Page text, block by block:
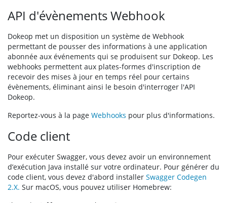
API d'évènements Webhook
Dokeop met un disposition un système de Webhook
permettant de pousser des informations à une application
abonnée aux événements qui se produisent sur Dokeop. Les
webhooks permettent aux plates-formes d'inscription de
recevoir des mises à jour en temps réel pour certains
évènements, éliminant ainsi le besoin d'interroger l'API
Dokeop.
Reportez-vous à la page Webhooks pour plus d'informations.
Code client
Pour exécuter Swagger, vous devez avoir un environnement
d’exécution Java installé sur votre ordinateur. Pour générer du
code client, vous devez d'abord installer Swagger Codegen
2.X. Sur macOS, vous pouvez utiliser Homebrew: